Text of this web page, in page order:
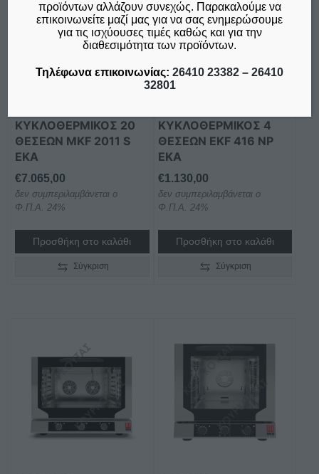
ΚΥΚΛΟΘΕΡΜΙΚΟΣ 20
ΘΕΣΕΩΝ MKF 2011 S
EKA
€7.065,00
δεν συμπεριλαμβάνεται ο
Φ.Π.Α. 24%
Προσθήκη στο καλάθι
Σύγκριση
ΦΟΥΡΝΟΣ
ΚΥΚΛΟΘΕΡΜΙΚΟΣ 4
ΘΕΣΕΩΝ EKF 416 NP
EKA
€1.130,00
δεν συμπεριλαμβάνεται ο
Φ.Π.Α. 24%
Προσθήκη στο καλάθι
Σύγκριση
προϊόντων αλλάζουν συνεχώς. Παρακαλούμε να
επικοινωνείτε μαζί μας για να σας ενημερώσουμε
για τις ισχύουσες τιμές καθώς και για την
διαθεσιμότητα των προϊόντων.
Τηλέφωνα επικοινωνίας: 26410 23382 – 26410
32801